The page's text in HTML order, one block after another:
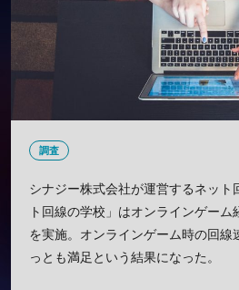
調査
シナジー株式会社が運営するネット
ト回線の学校」はオンラインゲー
を実施。オンラインゲーム時の回線
っとも満足という結果になった。